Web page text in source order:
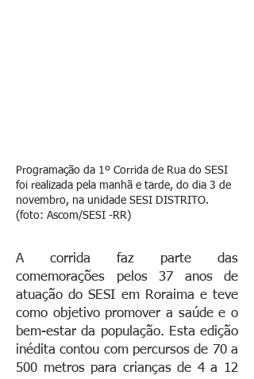
Programação da 1º Corrida de Rua do SESI
foi realizada pela manhã e tarde, do dia 3 de
novembro, na unidade SESI DISTRITO.
(foto: Ascom/SESI -RR)
A corrida faz parte das
comemorações pelos 37 anos de
atuação do SESI em Roraima e teve
como objetivo promover a saúde e o
bem-estar da população. Esta edição
inédita contou com percursos de 70 a
500 metros para crianças de 4 a 12